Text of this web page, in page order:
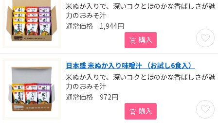
米ぬか入りで、深いコクとほのかな香ばしさが魅
力のおみそ汁
お気
1,944円
購入
日本盛 米ぬか入り味噌汁 （お試し6食入）
米ぬか入りで、深いコクとほのかな香ばしさが魅
力のおみそ汁
お気
972円
購入